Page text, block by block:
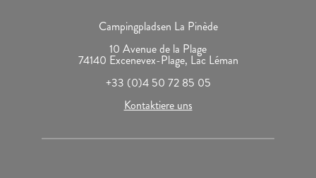
Campingpladsen La Pinède
10 Avenue de la Plage
74140 Excenevex-Plage, Lac Léman
+33 (0)4 50 72 85 05
Kontaktiere uns